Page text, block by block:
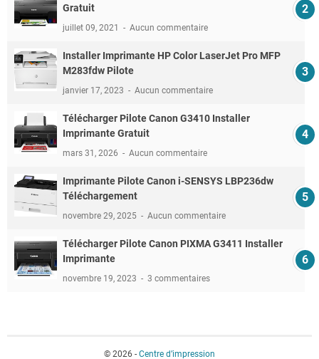
Gratuit
juillet 09, 2021 Aucun commentaire
Installer Imprimante HP Color LaserJet Pro MFP
M283fdw Pilote
janvier 17, 2023 Aucun commentaire
Télécharger Pilote Canon G3410 Installer
Imprimante Gratuit
mars 31, 2026 Aucun commentaire
Imprimante Pilote Canon i-SENSYS LBP236dw
Téléchargement
novembre 29, 2025 Aucun commentaire
Télécharger Pilote Canon PIXMA G3411 Installer
Imprimante
novembre 19, 2023 3 commentaires
© 2026 - Centre d’impression